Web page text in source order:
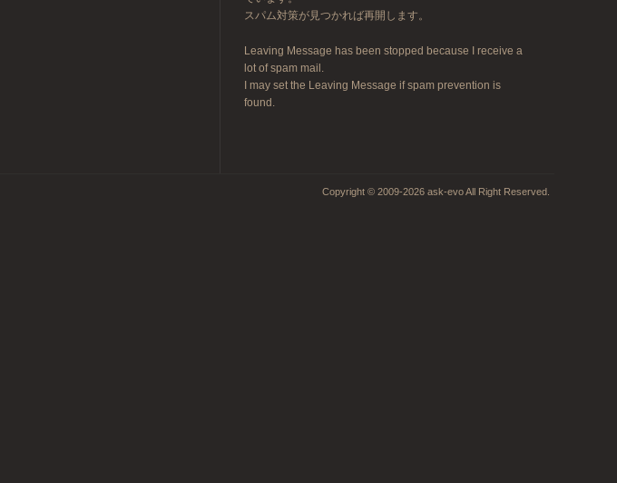
スパム対策が見つかれば再開します。
Leaving Message has been stopped because I receive a
lot of spam mail.
I may set the Leaving Message if spam prevention is
found.
Copyright © 2009-2026 ask-evo All Right Reserved.